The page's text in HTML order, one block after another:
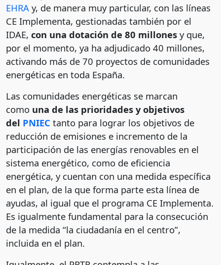
EHRA y, de manera muy particular, con las líneas
CE Implementa, gestionadas también por el
IDAE, con una dotación de 80 millones y que,
por el momento, ya ha adjudicado 40 millones,
activando más de 70 proyectos de comunidades
energéticas en toda España.
Las comunidades energéticas se marcan
como una de las prioridades y objetivos
del PNIEC tanto para lograr los objetivos de
reducción de emisiones e incremento de la
participación de las energías renovables en el
sistema energético, como de eficiencia
energética, y cuentan con una medida específica
en el plan, de la que forma parte esta línea de
ayudas, al igual que el programa CE Implementa.
Es igualmente fundamental para la consecución
de la medida “la ciudadanía en el centro”,
incluida en el plan.